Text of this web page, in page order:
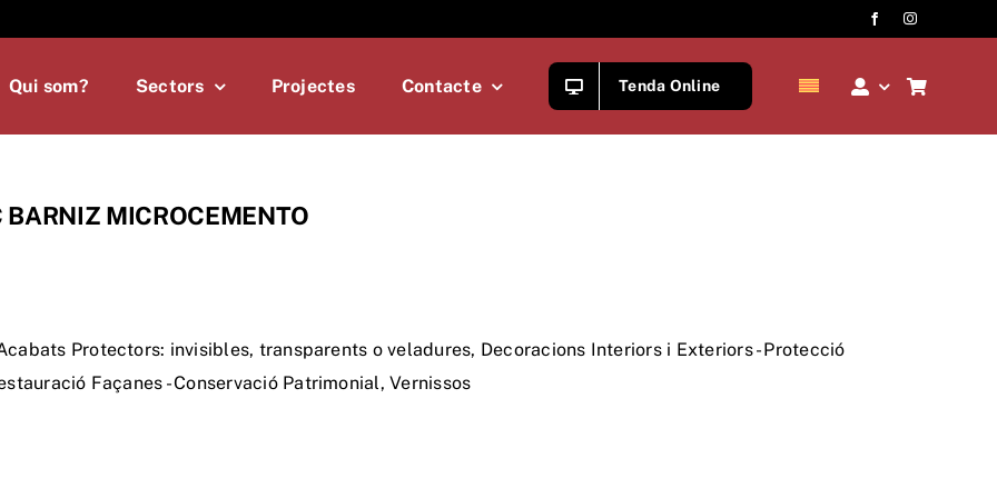
Qui som? Sectors Projectes Contacte Tenda Online
BARNIZ MICROCEMENTO
Protectors: invisibles, transparents o veladures, Decoracions Interiors i Exteriors - Protecció
Façanes - Conservació Patrimonial,Vernissos